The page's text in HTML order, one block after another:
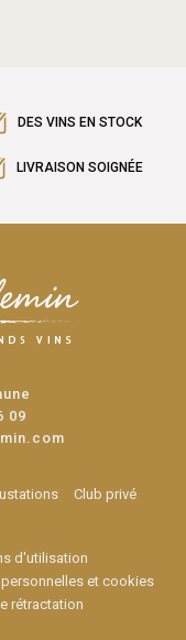
DES VINS EN STOCK
LIVRAISON SOIGNÉE
09
Club privé
d'utilisation
et cookies
rétractation